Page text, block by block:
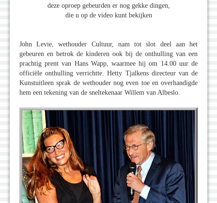
deze oproep gebeurden er nog gekke dingen,
die u op de video kunt bekijken
John Levie, wethouder Cultuur, nam tot slot deel aan het
gebeuren en betrok de kinderen ook bij de onthulling van een
prachtig prent van Hans Wapp, waarmee hij om 14.00 uur de
officiële onthulling verrichtte. Hetty Tjalkens directeur van de
Kunstuitleen sprak de wethouder nog even toe en overhandigde
hem een tekening van de sneltekenaar Willem van Albeslo.